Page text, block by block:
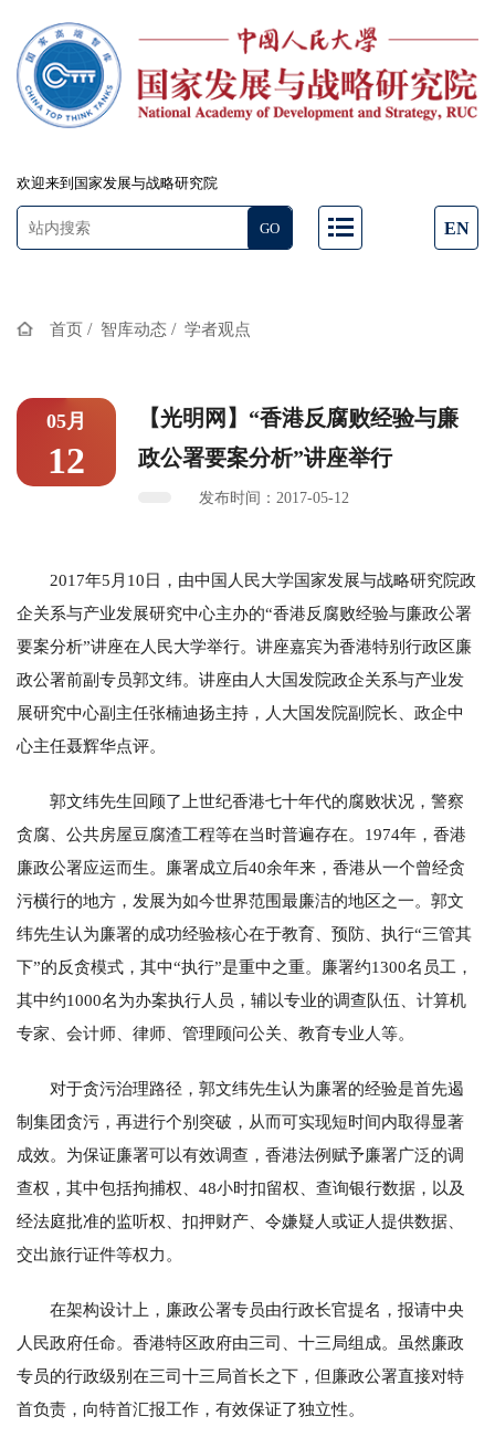
欢迎来到国家发展与战略研究院
EN
首页 / 智库动态 / 学者观点
05月
12
【光明网】“香港反腐败经验与廉
政公署要案分析”讲座举行
发布时间：2017-05-12
2017年5月10日，由中国人民大学国家发展与战略研究院政
企关系与产业发展研究中心主办的“香港反腐败经验与廉政公署
要案分析”讲座在人民大学举行。讲座嘉宾为香港特别行政区廉
政公署前副专员郭文纬。讲座由人大国发院政企关系与产业发
展研究中心副主任张楠迪扬主持，人大国发院副院长、政企中
心主任聂辉华点评。
郭文纬先生回顾了上世纪香港七十年代的腐败状况，警察
贪腐、公共房屋豆腐渣工程等在当时普遍存在。1974年，香港
廉政公署应运而生。廉署成立后40余年来，香港从一个曾经贪
污横行的地方，发展为如今世界范围最廉洁的地区之一。郭文
纬先生认为廉署的成功经验核心在于教育、预防、执行“三管其
下”的反贪模式，其中“执行”是重中之重。廉署约1300名员工，
其中约1000名为办案执行人员，辅以专业的调查队伍、计算机
专家、会计师、律师、管理顾问公关、教育专业人等。
对于贪污治理路径，郭文纬先生认为廉署的经验是首先遏
制集团贪污，再进行个别突破，从而可实现短时间内取得显著
成效。为保证廉署可以有效调查，香港法例赋予廉署广泛的调
查权，其中包括拘捕权、48小时扣留权、查询银行数据，以及
经法庭批准的监听权、扣押财产、令嫌疑人或证人提供数据、
交出旅行证件等权力。
在架构设计上，廉政公署专员由行政长官提名，报请中央
人民政府任命。香港特区政府由三司、十三局组成。虽然廉政
专员的行政级别在三司十三局首长之下，但廉政公署直接对特
首负责，向特首汇报工作，有效保证了独立性。